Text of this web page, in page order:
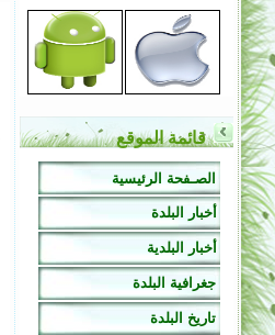
قائمة الموقع
الصـفحة الرئيسية
أخبار البلدة
أخبار البلدية
جغرافية البلدة
تاريخ البلدة